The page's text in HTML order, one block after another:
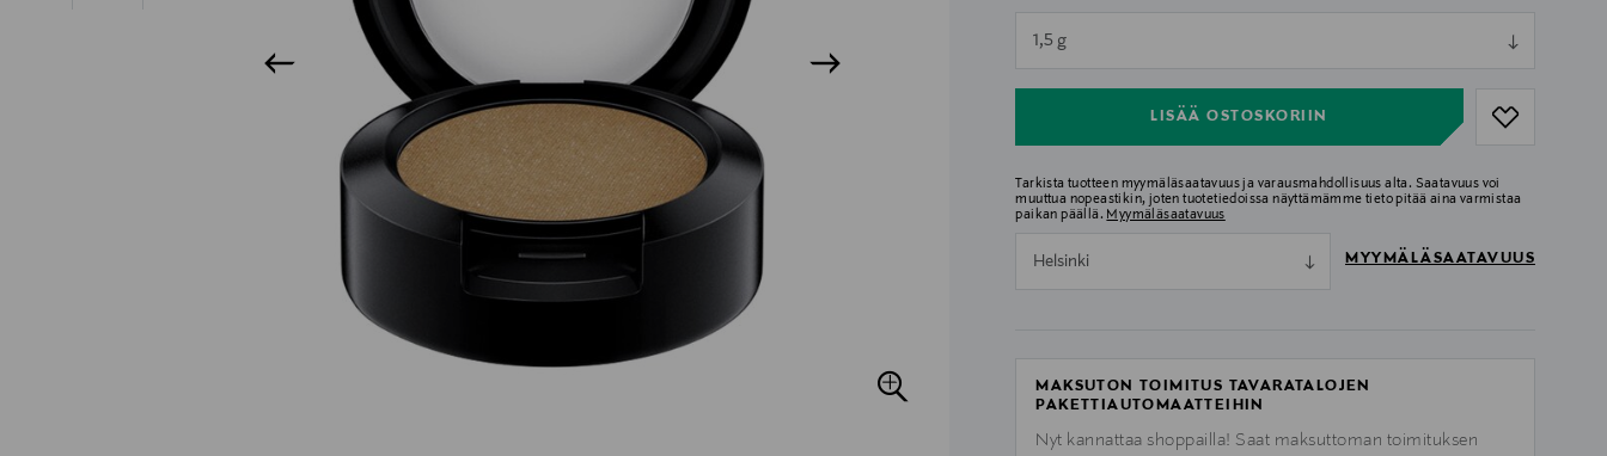
1,5 g
LISÄÄ OSTOSKORIIN
Tarkista tuotteen myymäläsaatavuus ja varausmahdollisuus alta. Saatavuus voi
muuttua nopeastikin, joten tuotetiedoissa näyttämämme tieto pitää aina varmistaa
paikan päällä. Myymäläsaatavuus
Helsinki MYYMÄLÄSAATAVUUS
MAKSUTON TOIMITUS TAVARATALOJEN
PAKETTIAUTOMAATTEIHIN
Nyt kannattaa shoppailla! Saat maksuttoman toimituksen